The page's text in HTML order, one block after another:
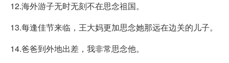
12.海外游子无时无刻不在思念祖国。
13.每逢佳节来临，王大妈更加思念她那远在边关的儿子。
14.爸爸到外地出差，我非常思念他。